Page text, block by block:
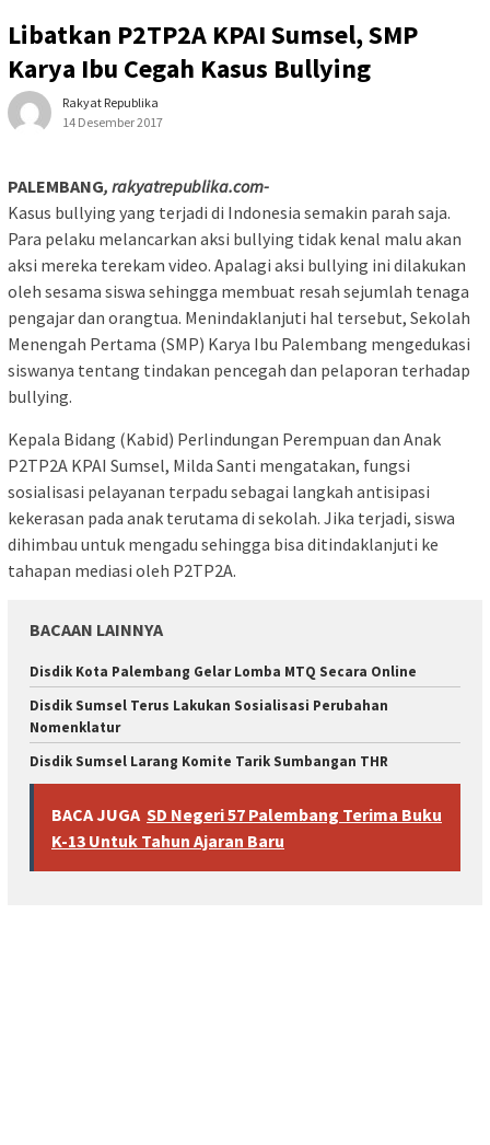
Libatkan P2TP2A KPAI Sumsel, SMP
Karya Ibu Cegah Kasus Bullying
Rakyat Republika
14 Desember 2017
PALEMBANG, rakyatrepublika.com-
Kasus bullying yang terjadi di Indonesia semakin parah saja.
Para pelaku melancarkan aksi bullying tidak kenal malu akan
aksi mereka terekam video. Apalagi aksi bullying ini dilakukan
oleh sesama siswa sehingga membuat resah sejumlah tenaga
pengajar dan orangtua. Menindaklanjuti hal tersebut, Sekolah
Menengah Pertama (SMP) Karya Ibu Palembang mengedukasi
siswanya tentang tindakan pencegah dan pelaporan terhadap
bullying.
Kepala Bidang (Kabid) Perlindungan Perempuan dan Anak
P2TP2A KPAI Sumsel, Milda Santi mengatakan, fungsi
sosialisasi pelayanan terpadu sebagai langkah antisipasi
kekerasan pada anak terutama di sekolah. Jika terjadi, siswa
dihimbau untuk mengadu sehingga bisa ditindaklanjuti ke
tahapan mediasi oleh P2TP2A.
BACAAN LAINNYA
Disdik Kota Palembang Gelar Lomba MTQ Secara Online
Disdik Sumsel Terus Lakukan Sosialisasi Perubahan
Nomenklatur
Disdik Sumsel Larang Komite Tarik Sumbangan THR
BACA JUGA SD Negeri 57 Palembang Terima Buku
K-13 Untuk Tahun Ajaran Baru